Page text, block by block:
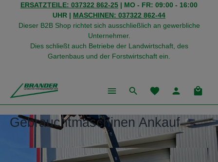
springen
ERSATZTEILE: 037322 862-25 | MO - FR: 09:00 - 16:00
UHR | MASCHINEN: 037322 862-44
Dieser B2B Shop richtet sich ausschließlich an gewerbliche
Unternehmer.
Dies schließt auch Betriebe der Landwirtschaft, des
Gartenbaus und der Forstwirtschaft ein.
Du hast 0
Gebrauchtmaschinen Ankauf